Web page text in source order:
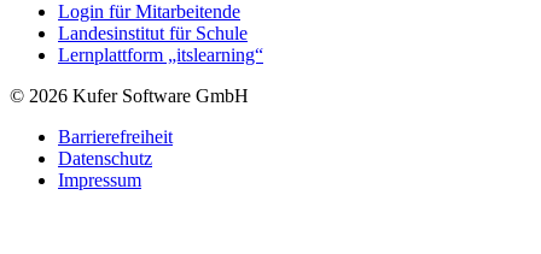
Login für Mitarbeitende
Landesinstitut für Schule
Lernplattform „itslearning“
© 2026 Kufer Software GmbH
Barrierefreiheit
Datenschutz
Impressum